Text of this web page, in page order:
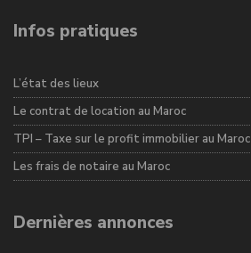
Infos pratiques
L’état des lieux
Le contrat de location au Maroc
TPI – Taxe sur le profit immobilier au Maroc
Les frais de notaire au Maroc
Dernières annonces